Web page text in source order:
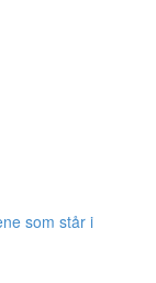
som står i